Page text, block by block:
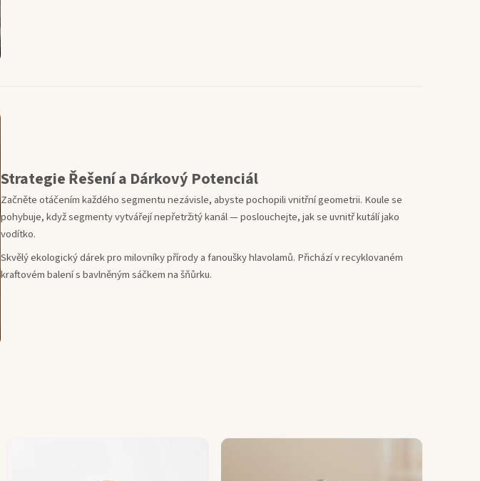
Strategie Řešení a Dárkový Potenciál
Začněte otáčením každého segmentu nezávisle, abyste pochopili vnitřní geometrii. Koule se
pohybuje, když segmenty vytvářejí nepřetržitý kanál — poslouchejte, jak se uvnitř kutálí jako
vodítko.
Skvělý ekologický dárek pro milovníky přírody a fanoušky hlavolamů. Přichází v recyklovaném
kraftovém balení s bavlněným sáčkem na šňůrku.